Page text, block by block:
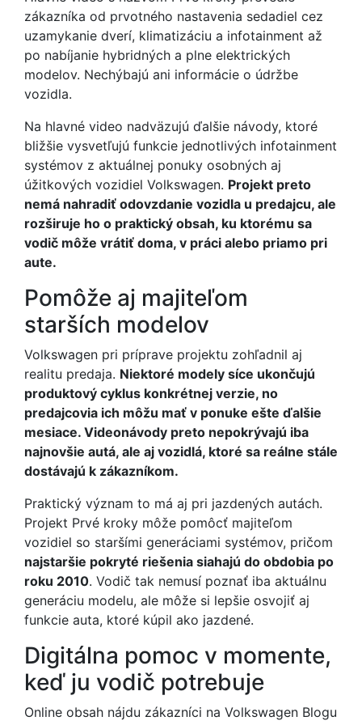
zákazníka od prvotného nastavenia sedadiel cez
uzamykanie dverí, klimatizáciu a infotainment až
po nabíjanie hybridných a plne elektrických
modelov. Nechýbajú ani informácie o údržbe
vozidla.
Na hlavné video nadväzujú ďalšie návody, ktoré
bližšie vysvetľujú funkcie jednotlivých infotainment
systémov z aktuálnej ponuky osobných aj
úžitkových vozidiel Volkswagen. Projekt preto
nemá nahradiť odovzdanie vozidla u predajcu, ale
rozširuje ho o praktický obsah, ku ktorému sa
vodič môže vrátiť doma, v práci alebo priamo pri
aute.
Pomôže aj majiteľom
starších modelov
Volkswagen pri príprave projektu zohľadnil aj
realitu predaja. Niektoré modely síce ukončujú
produktový cyklus konkrétnej verzie, no
predajcovia ich môžu mať v ponuke ešte ďalšie
mesiace. Videonávody preto nepokrývajú iba
najnovšie autá, ale aj vozidlá, ktoré sa reálne stále
dostávajú k zákazníkom.
Praktický význam to má aj pri jazdených autách.
Projekt Prvé kroky môže pomôcť majiteľom
vozidiel so staršími generáciami systémov, pričom
najstaršie pokryté riešenia siahajú do obdobia po
roku 2010. Vodič tak nemusí poznať iba aktuálnu
generáciu modelu, ale môže si lepšie osvojiť aj
funkcie auta, ktoré kúpil ako jazdené.
Digitálna pomoc v momente,
keď ju vodič potrebuje
Online obsah nájdu zákazníci na Volkswagen Blogu